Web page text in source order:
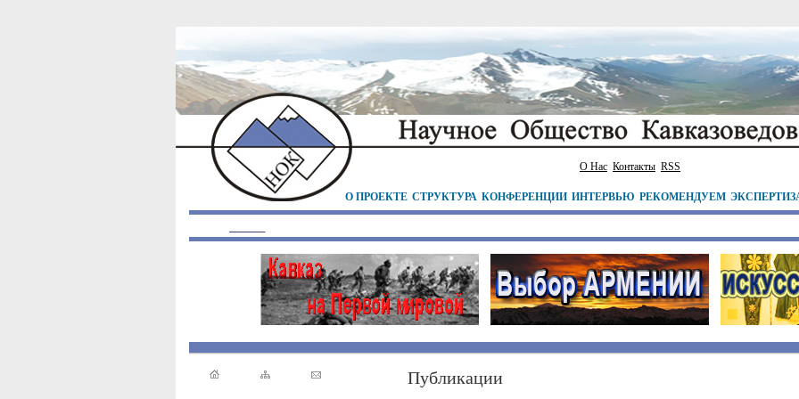
О Нас Контакты RSS
О ПРОЕКТЕ СТРУКТУРА КОНФЕРЕНЦИИ ИНТЕРВЬЮ РЕКОМЕНДУЕМ
Публикации